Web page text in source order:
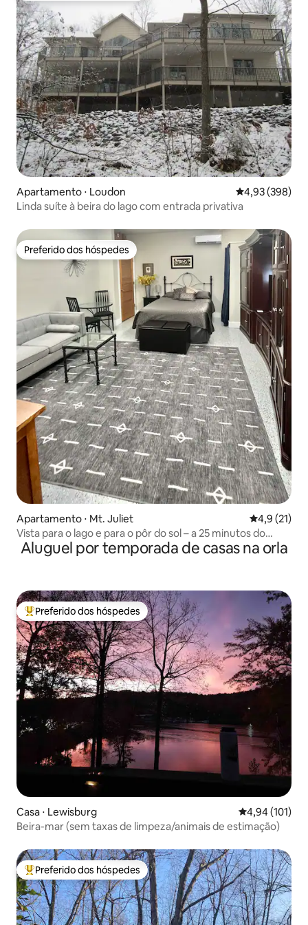
Apartamento ⋅ Loudon 4,93 de uma
4,93 (398)
Linda suíte à beira do lago com entrada privativa
Preferido dos hóspedes
Preferido dos hóspedes
Apartamento ⋅ Mt. Juliet 4,9 de uma
4,9 (21)
Vista para o lago e para o pôr do sol – a 25 minutos do
centro da cidade
Aluguel por temporada de casas na orla
Entre os melhores preferidos dos hóspedes
Preferido dos hóspedes
Casa ⋅ Lewisburg 4,94 de uma
4,94 (101)
Beira-mar (sem taxas de limpeza/animais de estimação)
Entre os melhores preferidos dos hóspedes
Preferido dos hóspedes